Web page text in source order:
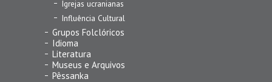
Igrejas ucranianas
Influência Cultural
Grupos Folclóricos
Idioma
Literatura
Museus e Arquivos
Pêssanka